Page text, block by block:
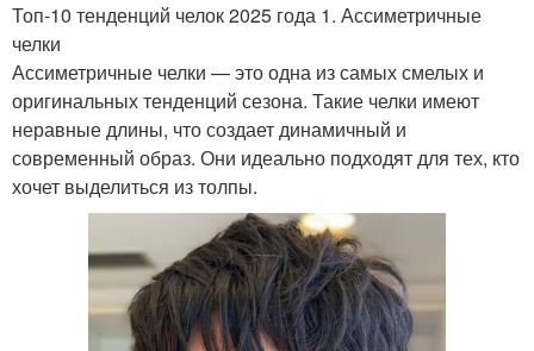
Топ-10 тенденций челок 2025 года 1. Ассиметричные
челки
Ассиметричные челки — это одна из самых смелых и
оригинальных тенденций сезона. Такие челки имеют
неравные длины, что создает динамичный и
современный образ. Они идеально подходят для тех, кто
хочет выделиться из толпы.